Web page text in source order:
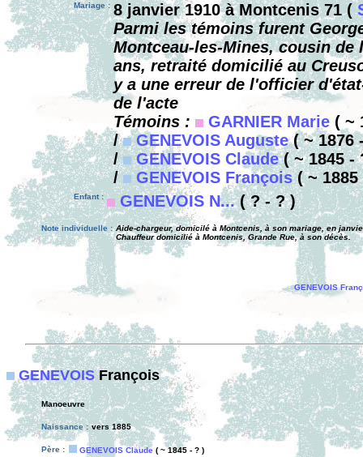
Mariage : 8 janvier 1910 à Montcenis 71 (
Parmi les témoins furent
Montceau-les-Mines, cousin de
ans, retraité domicilié au
y a une erreur de l'officier
de l'acte
Témoins :
GARNIER Marie ( ~
/
GENEVOIS Auguste( ~ 1876
/
GENEVOIS Claude( ~ 1845 -
/
GENEVOIS François( ~ 1885
Enfant : GENEVOIS N...( ? - ? )
Note individuelle : Aide-chargeur, domicilé à Montcenis, à son mariage, en
Chauffeur domicilié à Montcenis, Grande Rue, à son décès.
GENEVOIS
GENEVOISFrançois
Manoeuvre
Naissance : vers 1885
Père : GENEVOIS Claude ( ~ 1845 - ? )